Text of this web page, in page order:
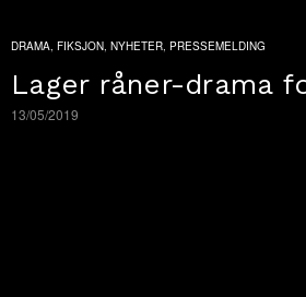
DRAMA FIKSJON NYHETER PRESSEMELDING
Lager råner-drama
13/05/2019